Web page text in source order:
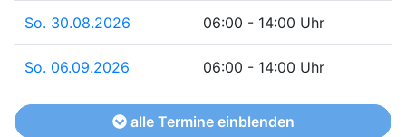
So. 30.08.2026 06:00 - 14:00 Uhr
So. 06.09.2026 06:00 - 14:00 Uhr
alle Termine einblenden